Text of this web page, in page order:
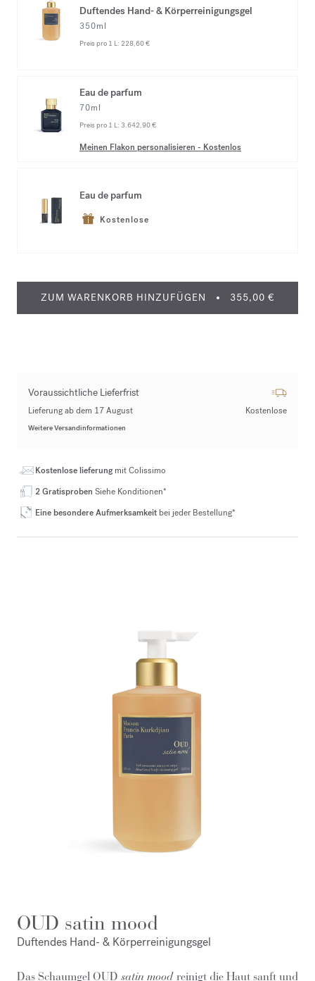
Duftendes Hand- & Körperreinigungsgel
350ml
Preis pro 1 L: 228,60 €
Eau de parfum
70ml
Preis pro 1 L: 3.642,90 €
Meinen Flakon personalisieren - Kostenlos
Eau de parfum
Kostenlose
ZUM WARENKORB HINZUFÜGEN 355,00 €
Voraussichtliche Lieferfrist
Lieferung ab dem 17 August Kostenlose
Weitere Versandinformationen
Kostenlose lieferungmit Colissimo
2 Gratisproben Siehe Konditionen*
Eine besondere Aufmerksamkeit bei jeder Bestellung*
OUD satin mood
Duftendes Hand- & Körperreinigungsgel
Das Schaumgel OUDsatin mood reinigt die Haut sanft und